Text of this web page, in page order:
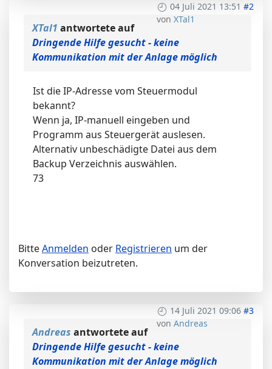
04 Juli 2021 13:51 #2
von XTal1
XTal1 antwortete auf
Dringende Hilfe gesucht - keine
Kommunikation mit der Anlage möglich
Ist die IP-Adresse vom Steuermodul
bekannt?
Wenn ja, IP-manuell eingeben und
Programm aus Steuergerät auslesen.
Alternativ unbeschädigte Datei aus dem
Backup Verzeichnis auswählen.
73
BitteAnmelden oder Registrieren um der
Konversation beizutreten.
14 Juli 2021 09:06 #3
von Andreas
Andreas antwortete auf
Dringende Hilfe gesucht - keine
Kommunikation mit der Anlage möglich